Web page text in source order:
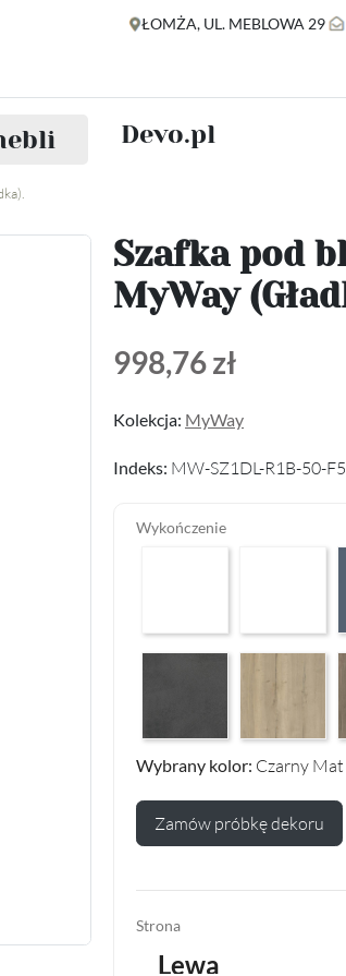
ŁOMŻA, UL. MEBLOWA 29
Devo.pl
Szafka pod
MyWay
998,76 zł
Kolekcja: MyWay
Indeks: MW-SZ1DL-R1B-50-
Wykończenie
Wybrany kolor: Czarny
Zamów próbkę dekoru
Strona